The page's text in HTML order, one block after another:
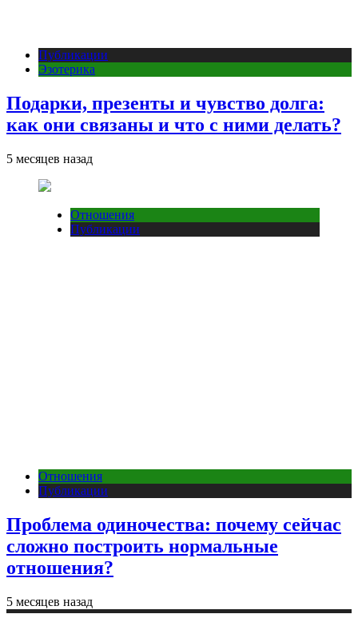
Публикации
Эзотерика
Подарки, презенты и чувство долга:
как они связаны и что с ними делать?
5 месяцев назад
Отношения
Публикации
Отношения
Публикации
Проблема одиночества: почему сейчас
сложно построить нормальные
отношения?
5 месяцев назад